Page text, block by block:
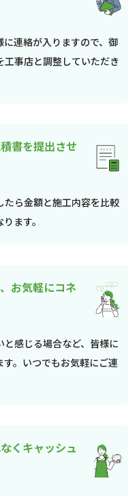
連絡が入りますので、御
事店と調整していただき
書を提出させ
ら金額と施工内容を比較
ます。
お気軽にコネ
感じる場合など、皆様に
。いつでもお気軽にご連
くキャッシュ